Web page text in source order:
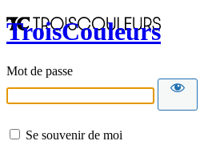
TroisCouleurs
Mot de passe
Se souvenir de moi